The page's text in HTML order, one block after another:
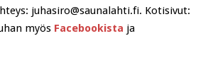
juhasiro@saunalahti.fi. Kotisivut:
myös Facebookista ja